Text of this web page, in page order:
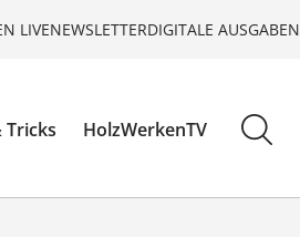
LIVENEWSLETTERDIGITALE AUSGABEN
Tricks HolzWerkenTV